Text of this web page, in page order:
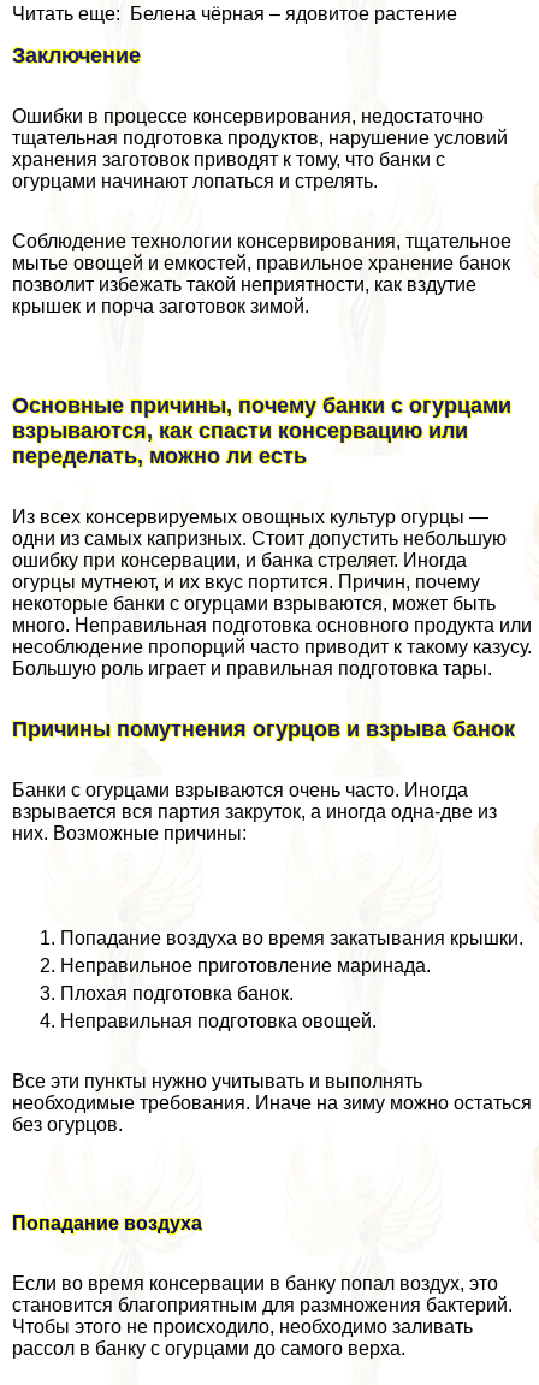
Читать еще: Белена чёрная – ядовитое растение
Заключение
Ошибки в процессе консервирования, недостаточно
тщательная подготовка продуктов, нарушение условий
хранения заготовок приводят к тому, что банки с
огурцами начинают лопаться и стрелять.
Соблюдение технологии консервирования, тщательное
мытье овощей и емкостей, правильное хранение банок
позволит избежать такой неприятности, как вздутие
крышек и порча заготовок зимой.
Основные причины, почему банки с огурцами
взрываются, как спасти консервацию или
переделать, можно ли есть
Из всех консервируемых овощных культур огурцы —
одни из самых капризных. Стоит допустить небольшую
ошибку при консервации, и банка стреляет. Иногда
огурцы мутнеют, и их вкус портится. Причин, почему
некоторые банки с огурцами взрываются, может быть
много. Неправильная подготовка основного продукта или
несоблюдение пропорций часто приводит к такому казусу.
Большую роль играет и правильная подготовка тары.
Причины помутнения огурцов и взрыва банок
Банки с огурцами взрываются очень часто. Иногда
взрывается вся партия закруток, а иногда одна-две из
них. Возможные причины:
Попадание воздуха во время закатывания крышки.
Неправильное приготовление маринада.
Плохая подготовка банок.
Неправильная подготовка овощей.
Все эти пункты нужно учитывать и выполнять
необходимые требования. Иначе на зиму можно остаться
без огурцов.
Попадание воздуха
Если во время консервации в банку попал воздух, это
становится благоприятным для размножения бактерий.
Чтобы этого не происходило, необходимо заливать
рассол в банку с огурцами до самого верха.